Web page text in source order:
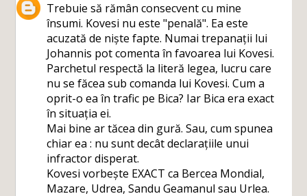
Trebuie să rămân consecvent cu mine
însumi. Kovesi nu este "penală". Ea este
acuzată de niște fapte. Numai trepanații lui
Johannis pot comenta în favoarea lui Kovesi.
Parchetul respectă la literă legea, lucru care
nu se făcea sub comanda lui Kovesi. Cum a
oprit-o ea în trafic pe Bica? Iar Bica era exact
în situația ei.
Mai bine ar tăcea din gură. Sau, cum spunea
chiar ea : nu sunt decât declarațiile unui
infractor disperat.
Kovesi vorbește EXACT ca Bercea Mondial,
Mazare, Udrea, Sandu Geamanul sau Urlea.